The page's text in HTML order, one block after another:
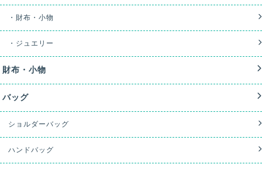
・財布・小物
・ジュエリー
財布・小物
バッグ
ショルダーバッグ
ハンドバッグ